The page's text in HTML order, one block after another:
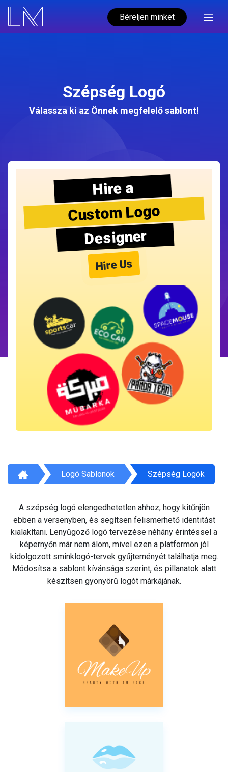
Béreljen minket
Szépség Logó
Válassza ki az Önnek megfelelő sablont!
Hire a
Custom Logo
Designer
Hire Us
Logó Sablonok Szépség Logók
A szépség logó elengedhetetlen ahhoz, hogy kitűnjön
ebben a versenyben, és segítsen felismerhető identitást
kialakítani. Lenyűgöző logó tervezése néhány érintéssel a
képernyőn már nem álom, mivel ezen a platformon jól
kidolgozott sminklogó-tervek gyűjteményét találhatja meg.
Módosítsa a sablont kívánsága szerint, és pillanatok alatt
készítsen gyönyörű logót márkájának.